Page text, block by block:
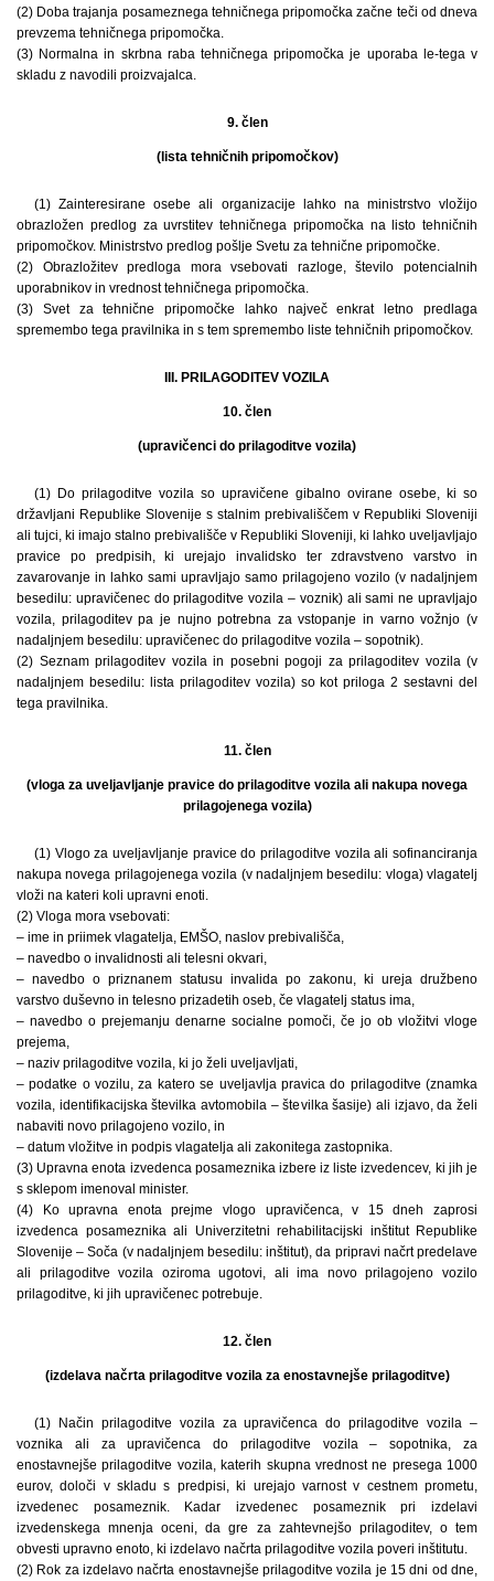
(2) Doba trajanja posameznega tehničnega pripomočka začne teči od dneva
prevzema tehničnega pripomočka.
(3) Normalna in skrbna raba tehničnega pripomočka je uporaba le-tega v
skladu z navodili proizvajalca.
9. člen
(lista tehničnih pripomočkov)
(1) Zainteresirane osebe ali organizacije lahko na ministrstvo vložijo
obrazložen predlog za uvrstitev tehničnega pripomočka na listo tehničnih
pripomočkov. Ministrstvo predlog pošlje Svetu za tehnične pripomočke.
(2) Obrazložitev predloga mora vsebovati razloge, število potencialnih
uporabnikov in vrednost tehničnega pripomočka.
(3) Svet za tehnične pripomočke lahko največ enkrat letno predlaga
spremembo tega pravilnika in s tem spremembo liste tehničnih pripomočkov.
III. PRILAGODITEV VOZILA
10. člen
(upravičenci do prilagoditve vozila)
(1) Do prilagoditve vozila so upravičene gibalno ovirane osebe, ki so
državljani Republike Slovenije s stalnim prebivališčem v Republiki Sloveniji
ali tujci, ki imajo stalno prebivališče v Republiki Sloveniji, ki lahko uveljavljajo
pravice po predpisih, ki urejajo invalidsko ter zdravstveno varstvo in
zavarovanje in lahko sami upravljajo samo prilagojeno vozilo (v nadaljnjem
besedilu: upravičenec do prilagoditve vozila – voznik) ali sami ne upravljajo
vozila, prilagoditev pa je nujno potrebna za vstopanje in varno vožnjo (v
nadaljnjem besedilu: upravičenec do prilagoditve vozila – sopotnik).
(2) Seznam prilagoditev vozila in posebni pogoji za prilagoditev vozila (v
nadaljnjem besedilu: lista prilagoditev vozila) so kot priloga 2 sestavni del
tega pravilnika.
11. člen
(vloga za uveljavljanje pravice do prilagoditve vozila ali nakupa novega
prilagojenega vozila)
(1) Vlogo za uveljavljanje pravice do prilagoditve vozila ali sofinanciranja
nakupa novega prilagojenega vozila (v nadaljnjem besedilu: vloga) vlagatelj
vloži na kateri koli upravni enoti.
(2) Vloga mora vsebovati:
– ime in priimek vlagatelja, EMŠO, naslov prebivališča,
– navedbo o invalidnosti ali telesni okvari,
– navedbo o priznanem statusu invalida po zakonu, ki ureja družbeno
varstvo duševno in telesno prizadetih oseb, če vlagatelj status ima,
– navedbo o prejemanju denarne socialne pomoči, če jo ob vložitvi vloge
prejema,
– naziv prilagoditve vozila, ki jo želi uveljavljati,
– podatke o vozilu, za katero se uveljavlja pravica do prilagoditve (znamka
vozila, identifikacijska številka avtomobila – številka šasije) ali izjavo, da želi
nabaviti novo prilagojeno vozilo, in
– datum vložitve in podpis vlagatelja ali zakonitega zastopnika.
(3) Upravna enota izvedenca posameznika izbere iz liste izvedencev, ki jih je
s sklepom imenoval minister.
(4) Ko upravna enota prejme vlogo upravičenca, v 15 dneh zaprosi
izvedenca posameznika ali Univerzitetni rehabilitacijski inštitut Republike
Slovenije – Soča (v nadaljnjem besedilu: inštitut), da pripravi načrt predelave
ali prilagoditve vozila oziroma ugotovi, ali ima novo prilagojeno vozilo
prilagoditve, ki jih upravičenec potrebuje.
12. člen
(izdelava načrta prilagoditve vozila za enostavnejše prilagoditve)
(1) Način prilagoditve vozila za upravičenca do prilagoditve vozila –
voznika ali za upravičenca do prilagoditve vozila – sopotnika, za
enostavnejše prilagoditve vozila, katerih skupna vrednost ne presega 1000
eurov, določi v skladu s predpisi, ki urejajo varnost v cestnem prometu,
izvedenec posameznik. Kadar izvedenec posameznik pri izdelavi
izvedenskega mnenja oceni, da gre za zahtevnejšo prilagoditev, o tem
obvesti upravno enoto, ki izdelavo načrta prilagoditve vozila poveri inštitutu.
(2) Rok za izdelavo načrta enostavnejše prilagoditve vozila je 15 dni od dne,